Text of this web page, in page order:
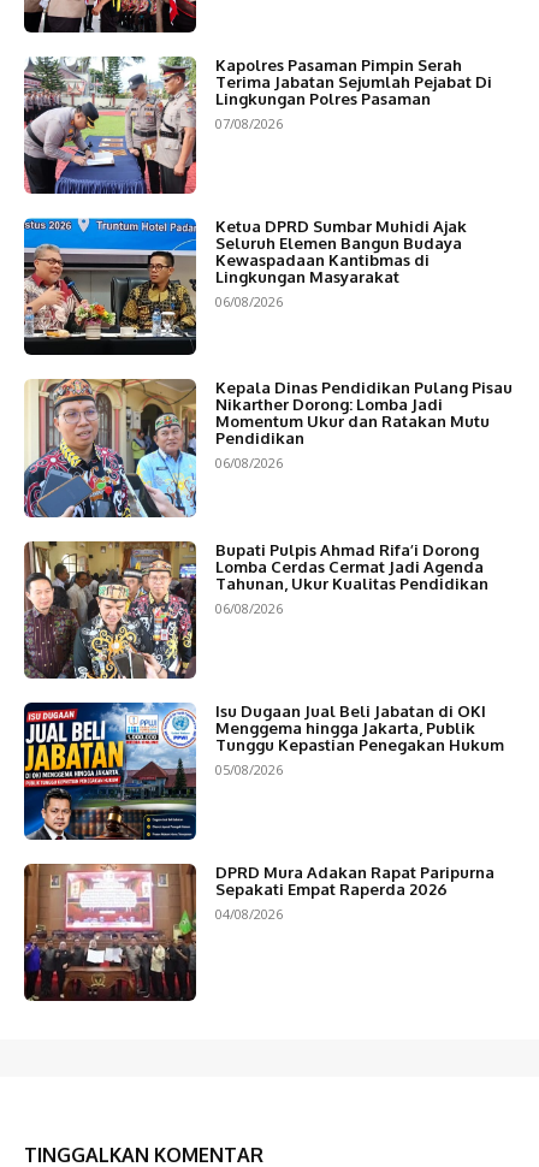
Kapolres Pasaman Pimpin Serah
Terima Jabatan Sejumlah Pejabat Di
Lingkungan Polres Pasaman
07/08/2026
Ketua DPRD Sumbar Muhidi Ajak
Seluruh Elemen Bangun Budaya
Kewaspadaan Kantibmas di
Lingkungan Masyarakat
06/08/2026
Kepala Dinas Pendidikan Pulang Pisau
Nikarther Dorong: Lomba Jadi
Momentum Ukur dan Ratakan Mutu
Pendidikan
06/08/2026
Bupati Pulpis Ahmad Rifa’i Dorong
Lomba Cerdas Cermat Jadi Agenda
Tahunan, Ukur Kualitas Pendidikan
06/08/2026
Isu Dugaan Jual Beli Jabatan di OKI
Menggema hingga Jakarta, Publik
Tunggu Kepastian Penegakan Hukum
05/08/2026
DPRD Mura Adakan Rapat Paripurna
Sepakati Empat Raperda 2026
04/08/2026
TINGGALKAN KOMENTAR